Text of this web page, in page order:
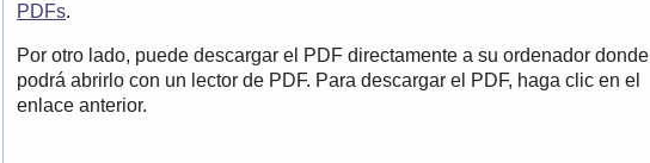
PDFs.
Por otro lado, puede descargar el PDF directamente a su ordenador donde
podrá abrirlo con un lector de PDF. Para descargar el PDF, haga clic en el
enlace anterior.